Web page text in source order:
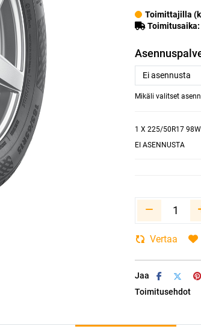
Toimittajilla
Toimitusaika:
Mikäli valitset
1 X 225/50R17 98W
EI ASENNUSTA
Vertaa
Jaa
Toimitusehdot